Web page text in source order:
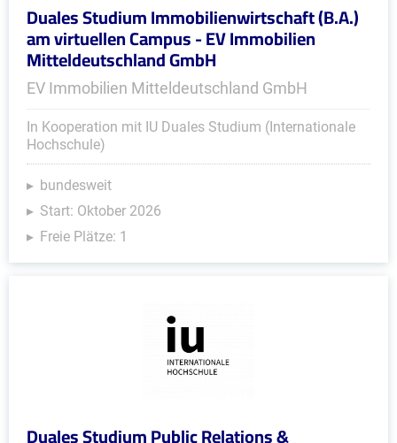
Duales Studium Immobilienwirtschaft (B.A.)
am virtuellen Campus - EV Immobilien
Mitteldeutschland GmbH
EV Immobilien Mitteldeutschland GmbH
In Kooperation mit IU Duales Studium (Internationale
Hochschule)
bundesweit
Start: Oktober 2026
Freie Plätze: 1
Duales Studium Public Relations &